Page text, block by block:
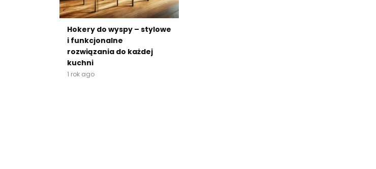
Hokery do wyspy – stylowe
i funkcjonalne
rozwiązania do każdej
kuchni
1 rok ago